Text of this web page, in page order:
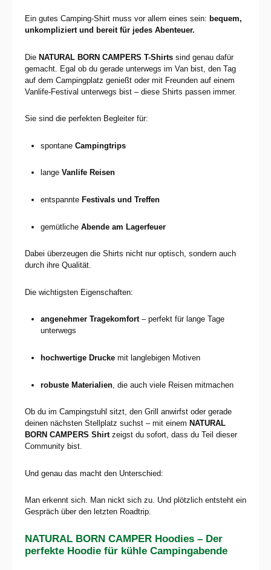
Ein gutes Camping-Shirt muss vor allem eines sein: bequem,
unkompliziert und bereit für jedes Abenteuer.
Die NATURAL BORN CAMPERS T-Shirts sind genau dafür
gemacht. Egal ob du gerade unterwegs im Van bist, den Tag
auf dem Campingplatz genießt oder mit Freunden auf einem
Vanlife-Festival unterwegs bist – diese Shirts passen immer.
Sie sind die perfekten Begleiter für:
spontane Campingtrips
lange Vanlife Reisen
entspannte Festivals und Treffen
gemütliche Abende am Lagerfeuer
Dabei überzeugen die Shirts nicht nur optisch, sondern auch
durch ihre Qualität.
Die wichtigsten Eigenschaften:
angenehmer Tragekomfort– perfekt für lange Tage
unterwegs
hochwertige Druckemit langlebigen Motiven
robuste Materialien, die auch viele Reisen mitmachen
Ob du im Campingstuhl sitzt, den Grill anwirfst oder gerade
deinen nächsten Stellplatz suchst – mit einem NATURAL
BORN CAMPERS Shirtzeigst du sofort, dass du Teil dieser
Community bist.
Und genau das macht den Unterschied:
Man erkennt sich. Man nickt sich zu. Und plötzlich entsteht ein
Gespräch über den letzten Roadtrip.
NATURAL BORN CAMPER Hoodies – Der
perfekte Hoodie für kühle Campingabende